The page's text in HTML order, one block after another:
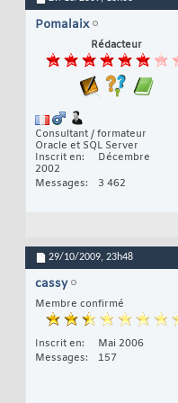
Pomalaix
Rédacteur
Consultant / formateur
Oracle et SQL Server
Inscrit en
Décembre
2002
Messages
3 462
29/10/2009, 23h48
cassy
Membre confirmé
Inscrit en
Mai 2006
Messages
157